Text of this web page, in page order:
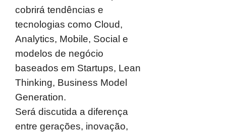
cobrirá tendências e
tecnologias como Cloud,
Analytics, Mobile, Social e
modelos de negócio
baseados em Startups, Lean
Thinking, Business Model
Generation.
Será discutida a diferença
entre gerações, inovação,